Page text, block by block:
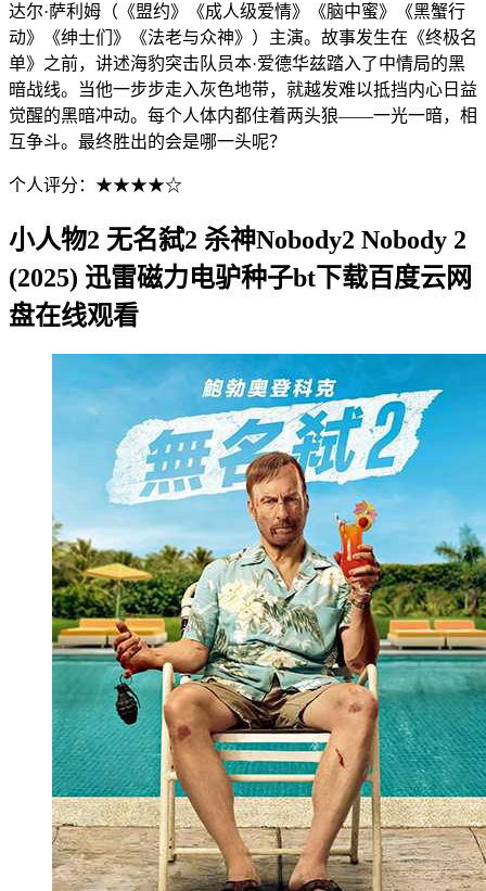
达尔·萨利姆（《盟约》《成人级爱情》《脑中蜜》《黑蟹行
动》《绅士们》《法老与众神》）主演。故事发生在《终极名
单》之前，讲述海豹突击队员本·爱德华兹踏入了中情局的黑
暗战线。当他一步步走入灰色地带，就越发难以抵挡内心日益
觉醒的黑暗冲动。每个人体内都住着两头狼——一光一暗，相
互争斗。最终胜出的会是哪一头呢？
个人评分：★★★★☆
小人物2 无名弑2 杀神Nobody2 Nobody 2
(2025) 迅雷磁力电驴种子bt下载百度云网
盘在线观看